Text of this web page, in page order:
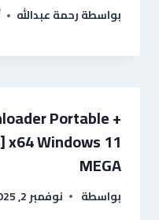
بواسطةرحمة عبدالله
Portable +
Windows 11
MEGA
بواسطة نوفمبر 2, 2025